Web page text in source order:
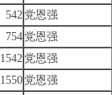
542 党恩强
754 党恩强
1542 党恩强
1550 党恩强